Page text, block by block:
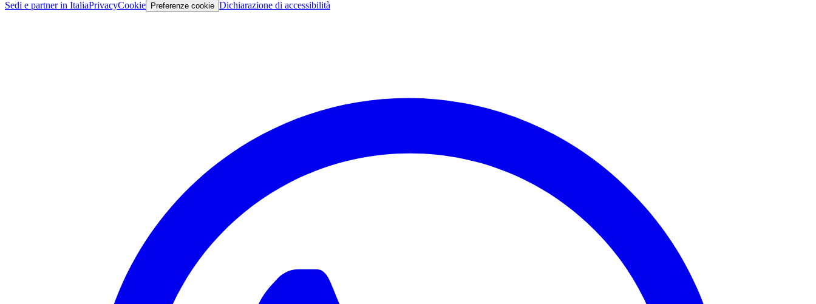
Sedi e partner in ItaliaPrivacyCookie Preferenze cookie Dichiarazione di accessibilità